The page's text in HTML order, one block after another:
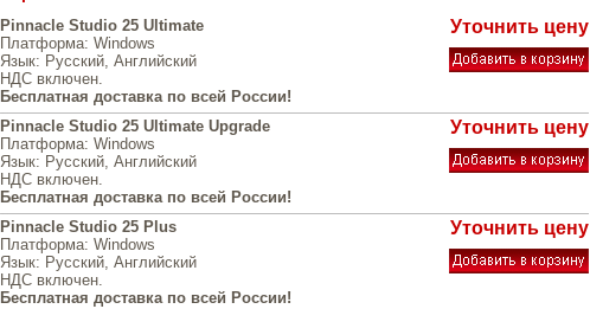
Pinnacle Studio 25 Ultimate
Платформа: Windows
Язык: Русский, Английский
НДС включен.
Бесплатная доставка по всей России!
Уточнить цену
Pinnacle Studio 25 Ultimate Upgrade
Платформа: Windows
Язык: Русский, Английский
НДС включен.
Бесплатная доставка по всей России!
Уточнить цену
Pinnacle Studio 25 Plus
Платформа: Windows
Язык: Русский, Английский
НДС включен.
Бесплатная доставка по всей России!
Уточнить цену